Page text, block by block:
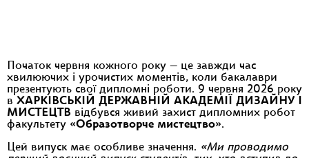
Початок червня кожного року — це завжди час
хвилюючих і урочистих моментів, коли бакалаври
презентують свої дипломні роботи. 9 червня 2026 року
в ХАРКІВСЬКІЙ ДЕРЖАВНІЙ АКАДЕМІЇ ДИЗАЙНУ І
МИСТЕЦТВ відбувся живий захист дипломних робот
факультету «Образотворче мистецтво».
Цей випуск має особливе значення. «Ми проводимо